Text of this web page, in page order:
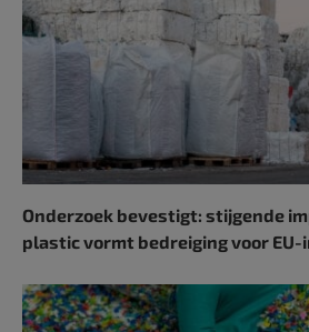
Onderzoek bevestigt: stijgende
plastic vormt bedreiging voor